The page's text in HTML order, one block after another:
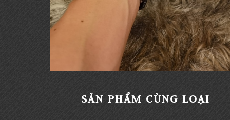
SẢN PHẨM CÙNG LOẠI